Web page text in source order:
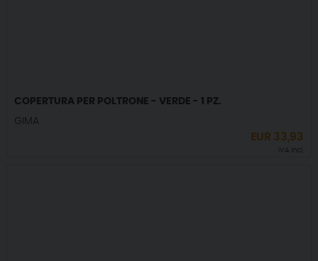
COPERTURA PER POLTRONE - VERDE - 1 PZ.
GIMA
EUR 33,93
IVA incl.